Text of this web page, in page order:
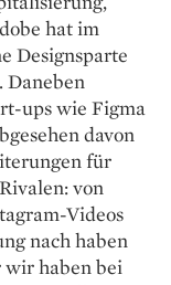
hat im
Designsparte
Daneben
ups wie Figma
davon
für
von
Videos
nach haben
haben bei